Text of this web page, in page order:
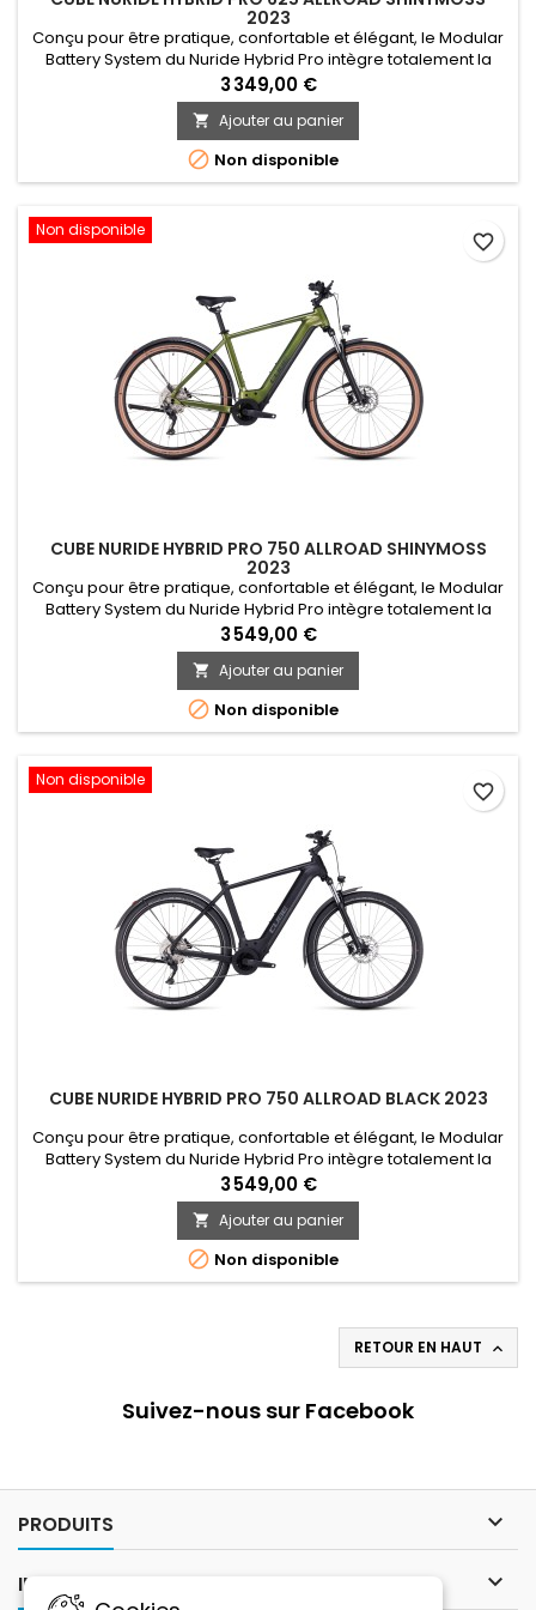
2023
Conçu pour être pratique, confortable et élégant, le Modular
Battery System du Nuride Hybrid Pro intègre totalement la
batterie Bosch Powertube, et ceci est valable quel que soit
l’option de cadre que vous choisissez: ouvert, trapèze ou
traditionnel pour hommes. Il est également parfaitement
compatible avec le nouveau Smart System de Bosch. Ses...
3 349,00 €
 Ajouter au panier
 Non disponible
Non disponible
CUBE NURIDE HYBRID PRO 750 ALLROAD SHINYMOSS
2023
Conçu pour être pratique, confortable et élégant, le Modular
Battery System du Nuride Hybrid Pro intègre totalement la
batterie Bosch Powertube, et ceci est valable quel que soit
l’option de cadre que vous choisissez: ouvert, trapèze ou
traditionnel pour hommes. Il est également parfaitement
compatible avec le nouveau Smart System de Bosch. Ses...
3 549,00 €
 Ajouter au panier
 Non disponible
favorite_border
Non disponible
CUBE NURIDE HYBRID PRO 750 ALLROAD BLACK 2023
Conçu pour être pratique, confortable et élégant, le Modular
Battery System du Nuride Hybrid Pro intègre totalement la
batterie Bosch Powertube, et ceci est valable quel que soit
l’option de cadre que vous choisissez: ouvert, trapèze ou
traditionnel pour hommes. Il est également parfaitement
compatible avec le nouveau Smart System de Bosch. Ses...
3 549,00 €
 Ajouter au panier
 Non disponible
favorite_border
RETOUR EN HAUT 
Suivez-nous sur Facebook
PRODUITS 
INFORMATIONS 